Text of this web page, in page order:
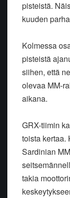
pisteistä.
kuuden
Kolmessa
pisteistä
siihen, että
olevaa MM-
aikana.
GRX-tiimin
toista kertaa.
Sardinian
takia